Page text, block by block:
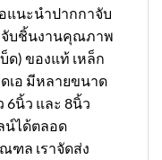
แนะนำปากกาจับ
จับชิ้นงานคุณภาพ
ด) ของแท้ เหล็ก
เอ มีหลายขนาด
6นิ้ว และ 8นิ้ว
น์ได้ตลอด
ฑล เราจัดส่ง